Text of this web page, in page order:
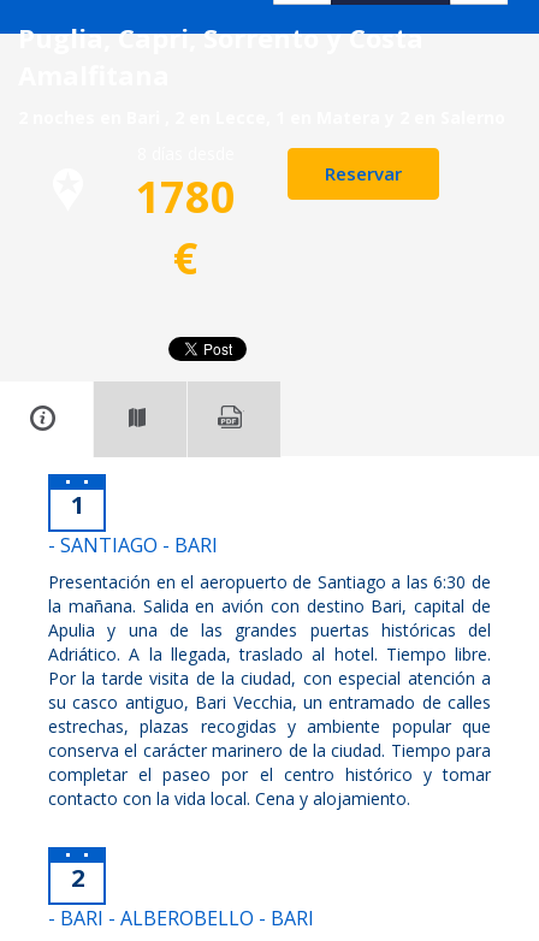
Puglia, Capri, Sorrento y Costa
1780
€
Reservar
1
- SANTIAGO - BARI
Presentación en el aeropuerto de Santiago a las 6:30 de
la mañana. Salida en avión con destino Bari, capital de
Apulia y una de las grandes puertas históricas del
Adriático. A la llegada, traslado al hotel. Tiempo libre.
Por la tarde visita de la ciudad, con especial atención a
su casco antiguo, Bari Vecchia, un entramado de calles
estrechas, plazas recogidas y ambiente popular que
conserva el carácter marinero de la ciudad. Tiempo para
completar el paseo por el centro histórico y tomar
contacto con la vida local. Cena y alojamiento.
2
- BARI - ALBEROBELLO - BARI